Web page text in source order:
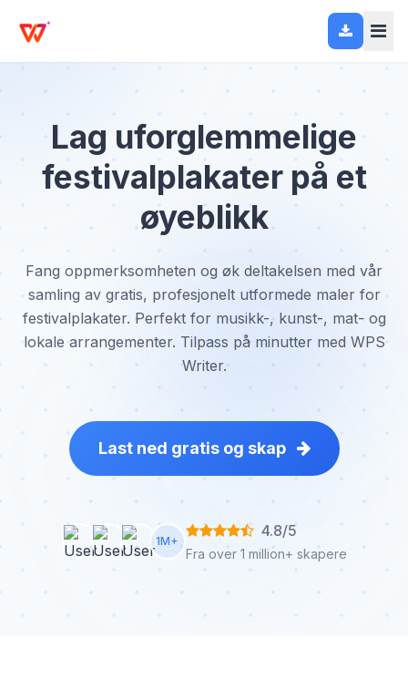
Lag uforglemmelige
festivalplakater på et
øyeblikk
Fang oppmerksomheten og øk deltakelsen med vår
samling av gratis, profesjonelt utformede maler for
festivalplakater. Perfekt for musikk-, kunst-, mat- og
lokale arrangementer. Tilpass på minutter med WPS
Writer.
Last ned gratis og skap
1M+
4.8/5
Fra over 1 million+ skapere